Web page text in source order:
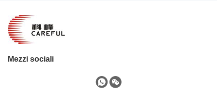
Mezzi sociali